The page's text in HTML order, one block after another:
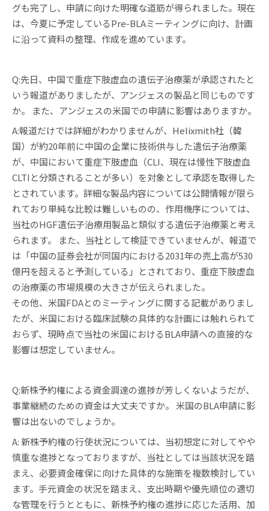
グも完了し、申請に向けた明確な道筋が得られました。現在
は、今夏に予定しているPre-BLAミーティングに向け、計画
に沿って資料の整理、作成を進めています。
Q:先日、中国で重症下肢虚血の遺伝子治療薬が承認されたと
いう報道がありましたが、アンジェスの製品と同じものです
か。 また、アンジェスの米国での申請に影響はありますか。
A:報道だけでは詳細がわかりませんが、Helixmith社（韓
国）が約20年前に中国の企業に技術供与した遺伝子治療薬
が、中国において重症下肢虚血（CLI、現在は慢性下肢虚血
CLTIと分類されることが多い）を対象として承認を取得した
とされています。詳細な製品内容については公開情報が限ら
れており単純な比較は難しいものの、作用機序については、
当社のHGF遺伝子治療用製品と類似する遺伝子治療薬と考え
られます。 また、当社として検証できていませんが、報道で
は「中国の証券会社が同国内における2031年の売上高が530
億円を超えると予測している」とされており、重症下肢虚血
の治療薬の市場規模の大きさが伝えられました。
その他、米国FDAとのミーティングに関する記載がありまし
たが、米国における臨床試験の具体的な計画には触れられて
おらず、現時点で当社の米国におけるBLA申請への直接的な
影響は想定していません。
Q:新株予約権による資金調達の進捗が芳しくないようだが、
事業継続のための資金は大丈夫ですか。 米国のBLA申請に影
響は出ないのでしょうか。
A: 新株予約権の行使状況については、当初想定に対してやや
慎重な進捗となっておりますが、当社としては当該状況を踏
まえ、必要資金確保に向けた具体的な施策を複数検討してい
ます。手元資金の状況を踏まえ、支出時期や優先順位の適切
な管理を行うとともに、新株予約権の進捗に応じた活用、加